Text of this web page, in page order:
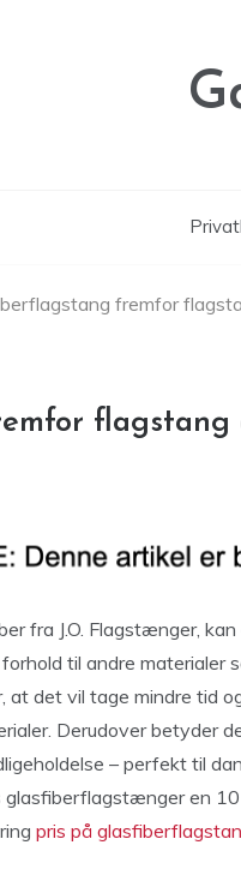
fremfor
fra J.O. Flagstænger,
til andre materialer
at det vil tage mindre tid
Derudover betyder
– perfekt til
glasfiberflagstænger en
pris på